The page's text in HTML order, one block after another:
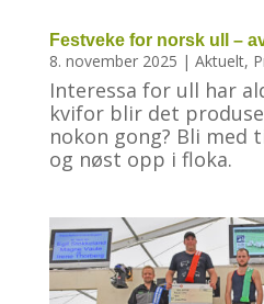
Festveke for norsk ull –
8. november 2025 | Aktuelt,
Interessa for ull har
kvifor blir det
nokon gong? Bli med
og nøst opp i floka.